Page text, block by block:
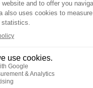
lecture
analyses,
et innovations pour
les transformations.